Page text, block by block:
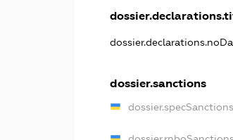
dossier.sanctions
dossier.specSanctions